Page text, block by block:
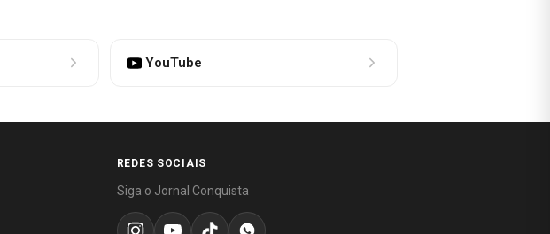
YouTube
REDES SOCIAIS
Siga o Jornal Conquista